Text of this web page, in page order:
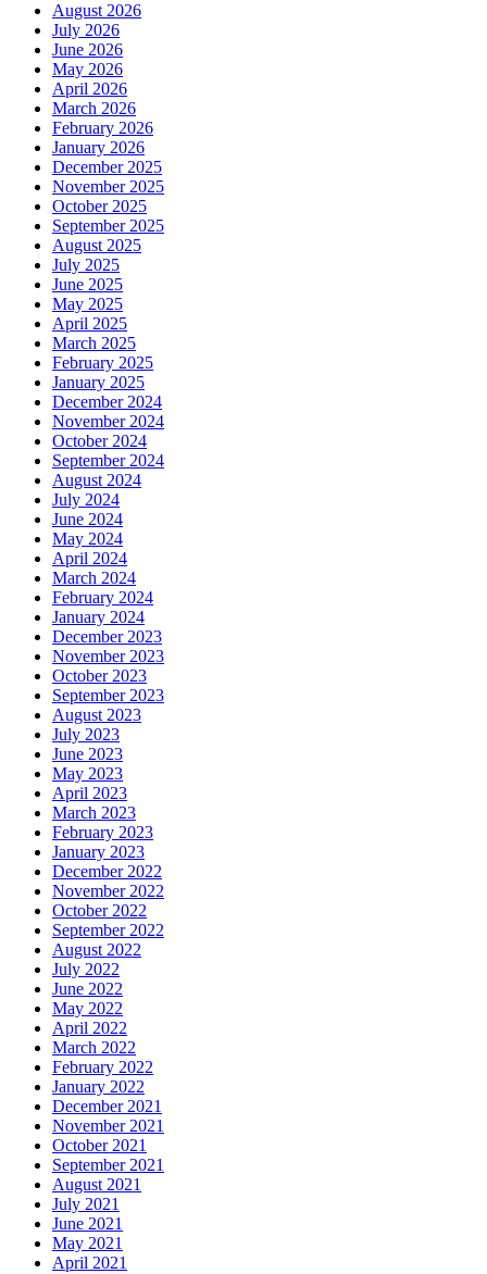
August 2026
July 2026
June 2026
May 2026
April 2026
March 2026
February 2026
January 2026
December 2025
November 2025
October 2025
September 2025
August 2025
July 2025
June 2025
May 2025
April 2025
March 2025
February 2025
January 2025
December 2024
November 2024
October 2024
September 2024
August 2024
July 2024
June 2024
May 2024
April 2024
March 2024
February 2024
January 2024
December 2023
November 2023
October 2023
September 2023
August 2023
July 2023
June 2023
May 2023
April 2023
March 2023
February 2023
January 2023
December 2022
November 2022
October 2022
September 2022
August 2022
July 2022
June 2022
May 2022
April 2022
March 2022
February 2022
January 2022
December 2021
November 2021
October 2021
September 2021
August 2021
July 2021
June 2021
May 2021
April 2021